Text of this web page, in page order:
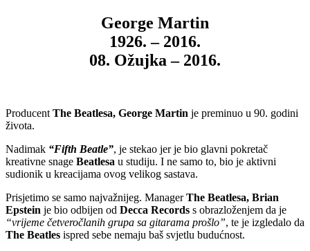
George Martin
1926. – 2016.
08. Ožujka – 2016.
Producent The Beatlesa, George Martin je preminuo u 90. godini
života.
Nadimak “Fifth Beatle”, je stekao jer je bio glavni pokretač
kreativne snage Beatlesa u studiju. I ne samo to, bio je aktivni
sudionik u kreacijama ovog velikog sastava.
Prisjetimo se samo najvažnijeg. ManagerThe Beatlesa, Brian
Epstein je bio odbijen od Decca Records s obrazloženjem da je
“vrijeme četveročlanih grupa sa gitarama prošlo”, te je izgledalo da
The Beatles ispred sebe nemaju baš svjetlu budućnost.